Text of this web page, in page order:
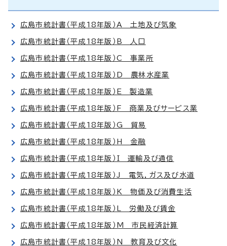
広島市統計書（平成18年版）A 土地及び気象
広島市統計書（平成18年版）B 人口
広島市統計書（平成18年版）C 事業所
広島市統計書（平成18年版）D 農林水産業
広島市統計書（平成18年版）E 製造業
広島市統計書（平成18年版）F 商業及びサービス業
広島市統計書（平成18年版）G 貿易
広島市統計書（平成18年版）H 金融
広島市統計書（平成18年版）I 運輸及び通信
広島市統計書（平成18年版）J 電気，ガス及び水道
広島市統計書（平成18年版）K 物価及び消費生活
広島市統計書（平成18年版）L 労働及び賃金
広島市統計書（平成18年版）M 市民経済計算
広島市統計書（平成18年版）N 教育及び文化